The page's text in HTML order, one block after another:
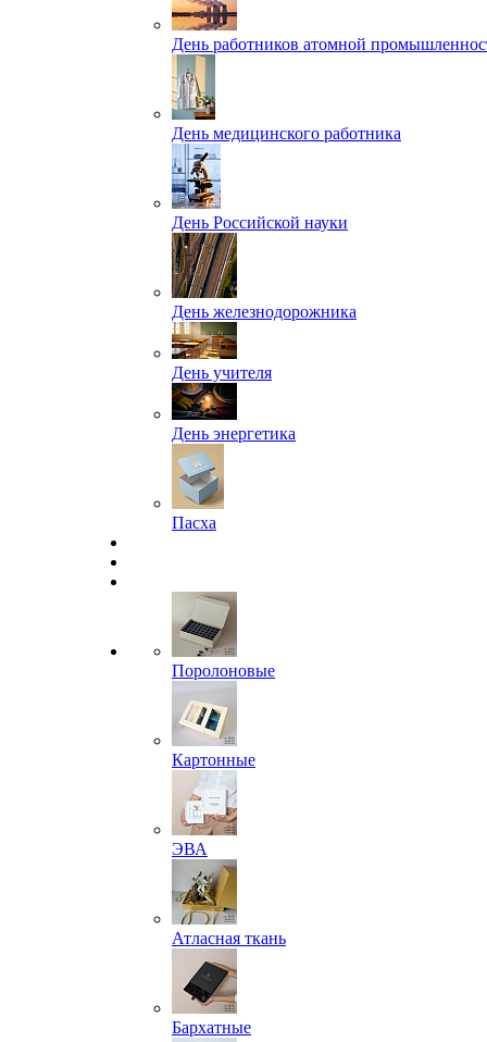
День работников атомной
День медицинского работника
День Российской науки
День железнодорожника
День учителя
День энергетика
Пасха
Поролоновые
Картонные
ЭВА
Атласная ткань
Бархатные